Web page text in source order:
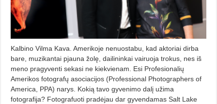
Kalbino Vilma Kava. Amerikoje nenuostabu, kad aktoriai dirba
bare, muzikantai pjauna žolę, dailininkai vairuoja trokus, nes iš
meno pragyventi sekasi ne kiekvienam. Esi Profesionalių
Amerikos fotografų asociacijos (Professional Photographers of
America, PPA) narys. Kokią tavo gyvenimo dalį užima
fotografija? Fotografuoti pradėjau dar gyvendamas Salt Lake